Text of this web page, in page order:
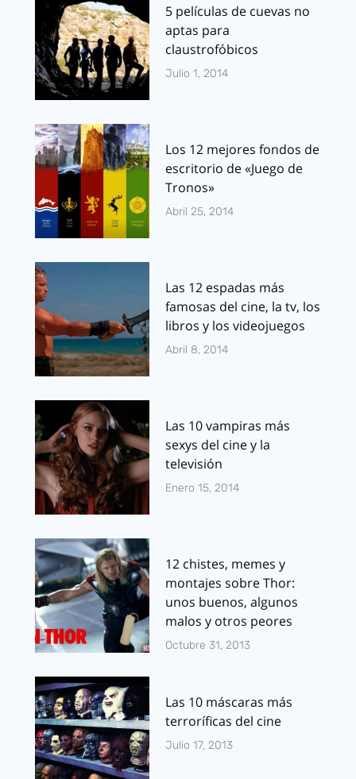
5 películas de cuevas no
aptas para
claustrofóbicos
Julio 1, 2014
Los 12 mejores fondos de
escritorio de «Juego de
Tronos»
Abril 25, 2014
Las 12 espadas más
famosas del cine, la tv, los
libros y los videojuegos
Abril 8, 2014
Las 10 vampiras más
sexys del cine y la
televisión
Enero 15, 2014
12 chistes, memes y
montajes sobre Thor:
unos buenos, algunos
malos y otros peores
Octubre 31, 2013
Las 10 máscaras más
terroríficas del cine
Julio 17, 2013